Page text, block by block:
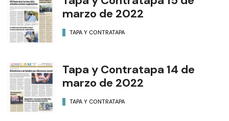
marzo de 2022
TAPA Y CONTRATAPA
Tapa y Contratapa 14 de
marzo de 2022
TAPA Y CONTRATAPA